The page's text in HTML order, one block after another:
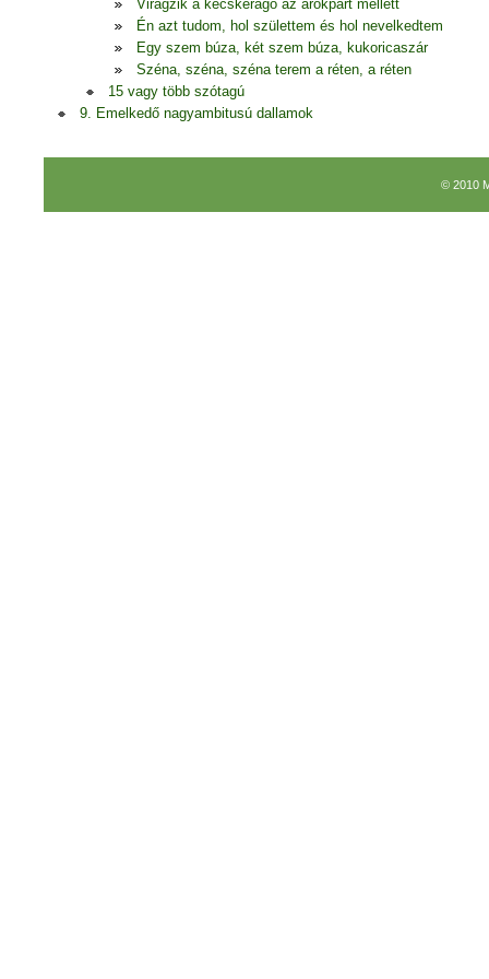
Virágzik a kecskerágó az árokpart mellett
Én azt tudom, hol születtem és hol nevelkedtem
Egy szem búza, két szem búza, kukoricaszár
Széna, széna, széna terem a réten, a réten
15 vagy több szótagú
9. Emelkedő nagyambitusú dallamok
© 2010